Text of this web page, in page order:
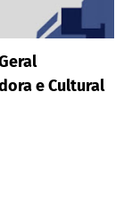
e Cultural